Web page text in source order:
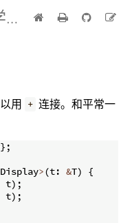
通过例子学 Rust 中文版
用 + 连接。和平常一
} ;
Display>(t: &T)
{
t) ;
t) ;